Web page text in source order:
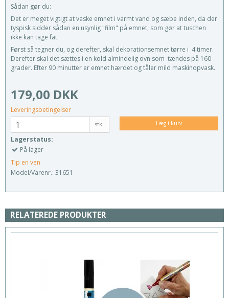
Sådan gør du:
Det er meget vigtigt at vaske emnet i varmt vand og sæbe inden, da der
tyspisk sidder sådan en usynlig "film" på emnet, som gør at tuschen
ikke kan tage fat.
Først så tegner du, og derefter, skal dekorationsemnet tørre i 4 timer.
Derefter skal det sættes i en kold almindelig ovn som tændes på 160
grader. Efter 90 minutter er emnet hærdet og tåler mild maskinopvask.
179,00 DKK
Leveringsbetingelser
stk. Læg i kurv
Lagerstatus:
På lager
Tip en ven
Model/Varenr.: 31651
RELATEREDE PRODUKTER